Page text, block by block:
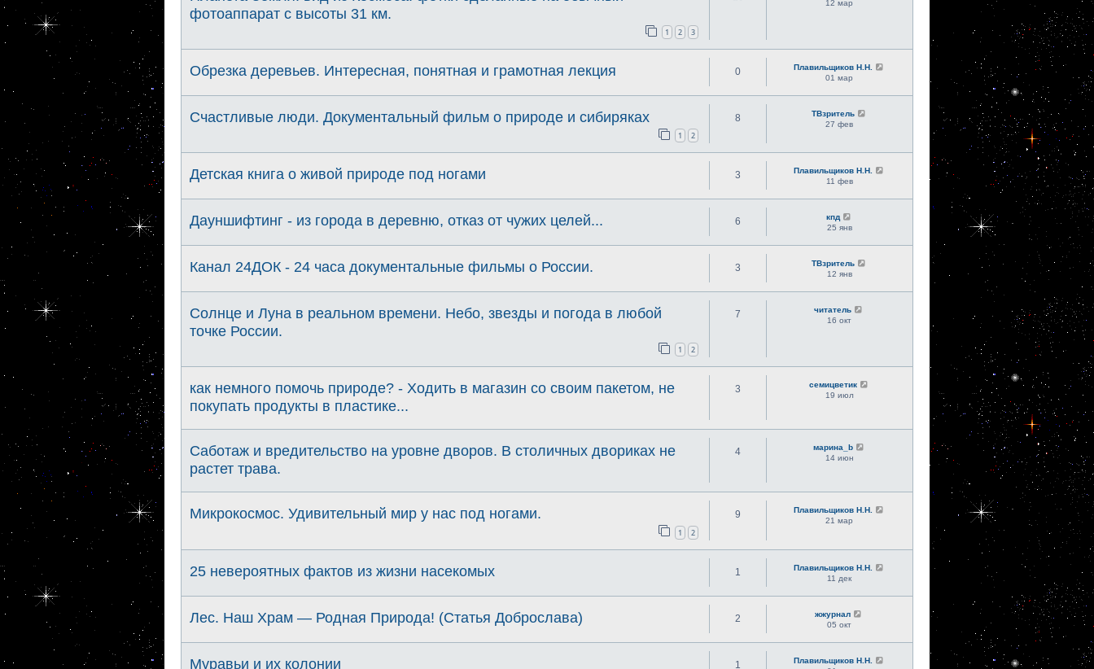
фотоаппарат с высоты 31 км.
1 2 3
12 мар
Обрезка деревьев. Интересная, понятная и грамотная лекция 0
Плавильщиков Н.Н.
01 мар
Счастливые люди. Документальный фильм о природе и сибиряках
1 2
8
ТВзритель
27 фев
Детская книга о живой природе под ногами 3
Плавильщиков Н.Н.
11 фев
Дауншифтинг - из города в деревню, отказ от чужих целей... 6
кпд
25 янв
Канал 24ДОК - 24 часа документальные фильмы о России. 3
ТВзритель
12 янв
Солнце и Луна в реальном времени. Небо, звезды и погода в любой
точке России.
1 2
7
читатель
16 окт
как немного помочь природе? - Ходить в магазин со своим пакетом, не
покупать продукты в пластике...
3
семицветик
19 июл
Саботаж и вредительство на уровне дворов. В столичных двориках не
растет трава.
4
марина_b
14 июн
Микрокосмос. Удивительный мир у нас под ногами.
1 2
9
Плавильщиков Н.Н.
21 мар
25 невероятных фактов из жизни насекомых 1
Плавильщиков Н.Н.
11 дек
Лес. Наш Храм — Родная Природа! (Статья Доброслава) 2
жжурнал
05 окт
Муравьи и их колонии 1
Плавильщиков Н.Н.